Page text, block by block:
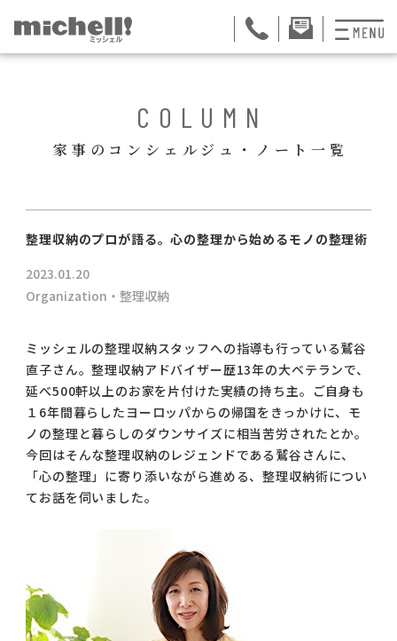
お掃除代行
会社紹介
コラム
ご案内
COLUMN
家事のコンシェルジュ・ノート一覧
整理収納のプロが語る。心の整理から始めるモノの整理術
2023.01.20
Organization・整理収納
ミッシェルの整理収納スタッフへの指導も行っている鷲谷
直子さん。整理収納アドバイザー歴13年の大ベテランで、
延べ500軒以上のお家を片付けた実績の持ち主。ご自身も
１6年間暮らしたヨーロッパからの帰国をきっかけに、モ
ノの整理と暮らしのダウンサイズに相当苦労されたとか。
今回はそんな整理収納のレジェンドである鷲谷さんに、
「心の整理」に寄り添いながら進める、整理収納術につい
てお話を伺いました。